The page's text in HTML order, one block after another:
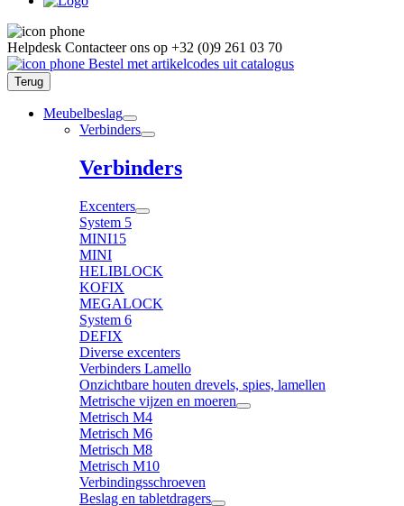
Helpdesk Contacteer ons op +32 (0)9 261 03 70
Bestel met artikelcodes uit catalogus
Terug
Meubelbeslag
Verbinders
Verbinders
Excenters
System 5
MINI15
MINI
HELIBLOCK
KOFIX
MEGALOCK
System 6
DEFIX
Diverse excenters
Verbinders Lamello
Onzichtbare houten drevels, spies, lamellen
Metrische vijzen en moeren
Metrisch M4
Metrisch M6
Metrisch M8
Metrisch M10
Verbindingsschroeven
Beslag en tabletdragers